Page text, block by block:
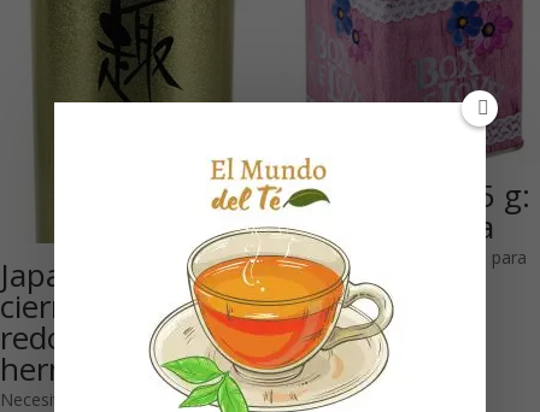
Japanese 80 g:
cierre hermético
redondo dorado-
hermético
Necesitas estar registrado para
Box of Love 25 g:
Tapa cuadrada
Necesitas estar registrado para
ver los precios